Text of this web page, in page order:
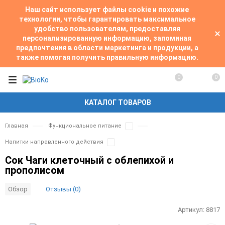
Наш сайт использует файлы cookie и похожие
технологии, чтобы гарантировать максимальное
удобство пользователям, предоставляя
персонализированную информацию, запоминая
предпочтения в области маркетинга и продукции, а
также помогая получить правильную информацию.
КАТАЛОГ ТОВАРОВ
0 0
Главная Функциональное питание
Напитки направленного действия
Сок Чаги клеточный с облепихой и
прополисом
Обзор Отзывы (0)
Артикул: 8817